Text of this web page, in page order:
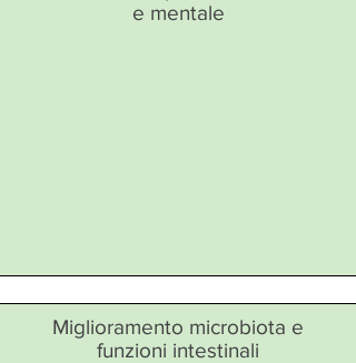
e mentale
Miglioramento microbiota e
funzioni intestinali